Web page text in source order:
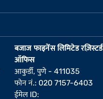
बजाज फाइनेंस लिमिटेड रज़िस्टर्ड
ऑफिस
आकुर्डी, पुणे - 411035
फोन नं.: 020 7157-6403
ईमेल ID: